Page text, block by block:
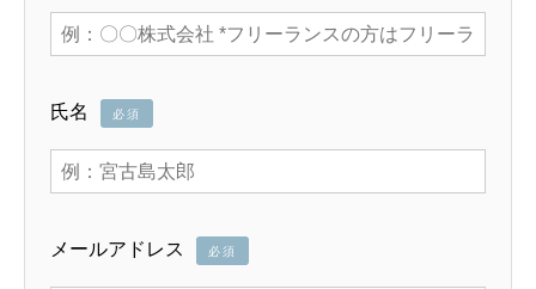
氏名 必須
メールアドレス 必須